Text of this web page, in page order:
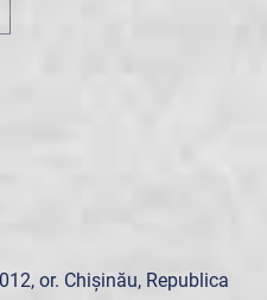
or. Chișinău, Republica